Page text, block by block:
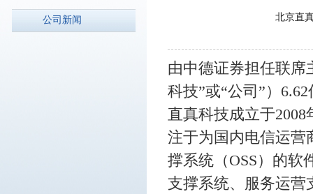
公司新闻 北京直
由中德证券担任联席
科技”或“公司”）
直真科技成立于
注于为国内电信运营
撑系统（OSS）的软
支撑系统、服务运营